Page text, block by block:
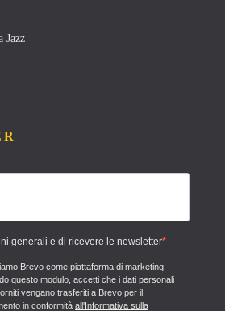
Jazz
generali e di ricevere le newsletter
Brevo come piattaforma di marketing.
questo modulo, accetti che i dati personali
vengano trasferiti a Brevo per il
in conformità all'Informativa sulla